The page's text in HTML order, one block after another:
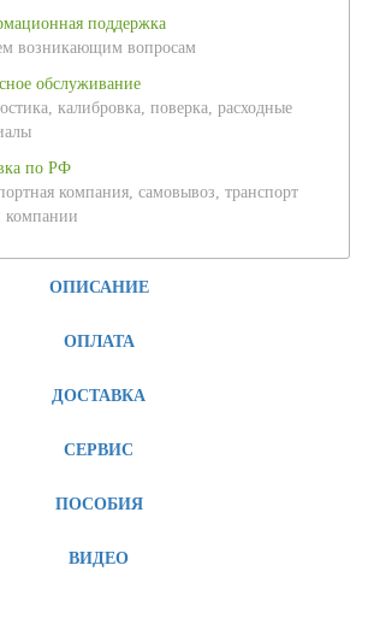
поддержка
возникающим вопросам
обслуживание
калибровка, поверка, расходные
по РФ
компания, самовывоз, транспорт
компании
ОПИСАНИЕ
ОПЛАТА
ДОСТАВКА
СЕРВИС
ПОСОБИЯ
ВИДЕО